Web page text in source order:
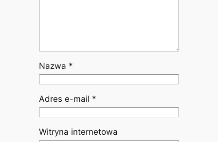
Nazwa *
Adres e-mail *
Witryna internetowa